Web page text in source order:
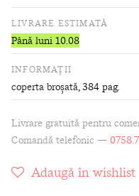
LIVRARE ESTIMATĂ
Până luni 10.08
INFORMAȚII
coperta broșată, 384 pag.
Livrare gratuită pentru
Comandă telefonic —
Adaugă în wishlist